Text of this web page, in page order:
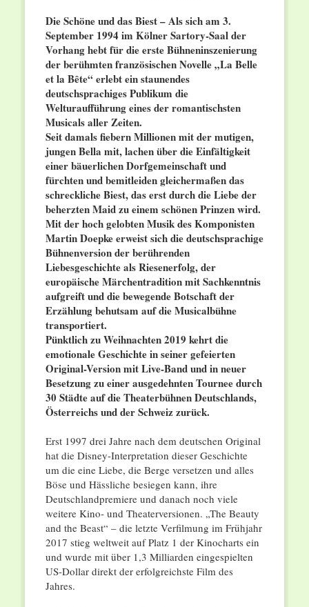
Die Schöne und das Biest –Als sich am 3.
September 1994 im Kölner Sartory-Saal der
Vorhang hebt für die erste Bühneninszenierung
der berühmten französischen Novelle „La Belle
et la Bête“ erlebt ein staunendes
deutschsprachiges Publikum die
Welturaufführung eines der romantischsten
Musicals aller Zeiten.
Seit damals fiebern Millionen mit der mutigen,
jungen Bella mit, lachen über die Einfältigkeit
einer bäuerlichen Dorfgemeinschaft und
fürchten und bemitleiden gleichermaßen das
schreckliche Biest, das erst durch die Liebe der
beherzten Maid zu einem schönen Prinzen wird.
Mit der hoch gelobten Musik des Komponisten
Martin Doepke erweist sich die deutschsprachige
Bühnenversion der berührenden
Liebesgeschichte als Riesenerfolg, der
europäische Märchentradition mit Sachkenntnis
aufgreift und die bewegende Botschaft der
Erzählung behutsam auf die Musicalbühne
transportiert.
Pünktlich zu Weihnachten 2019 kehrt die
emotionale Geschichte in seiner gefeierten
Original-Version mit Live-Band und in neuer
Besetzung zu einer ausgedehnten Tournee durch
30 Städte auf die Theaterbühnen Deutschlands,
Österreichs und der Schweiz zurück.
Erst 1997 drei Jahre nach dem deutschen Original
hat die Disney-Interpretation dieser Geschichte
um die eine Liebe, die Berge versetzen und alles
Böse und Hässliche besiegen kann, ihre
Deutschlandpremiere und danach noch viele
weitere Kino- und Theaterversionen. „The Beauty
and the Beast“ – die letzte Verfilmung im Frühjahr
2017 stieg weltweit auf Platz 1 der Kinocharts ein
und wurde mit über 1,3 Milliarden eingespielten
US-Dollar direkt der erfolgreichste Film des
Jahres.